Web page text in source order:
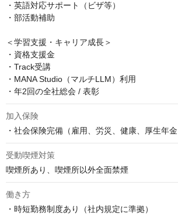
・英語対応サポート（ビザ等）
・部活動補助
＜学習支援・キャリア成長＞
・資格支援金
・Track受講
・MANA Studio（マルチLLM）利用
・年2回の全社総会 / 表彰
加入保険
・社会保険完備（雇用、労災、健康、厚生年金
受動喫煙対策
喫煙所あり、喫煙所以外全面禁煙
働き方
・時短勤務制度あり（社内規定に準拠）